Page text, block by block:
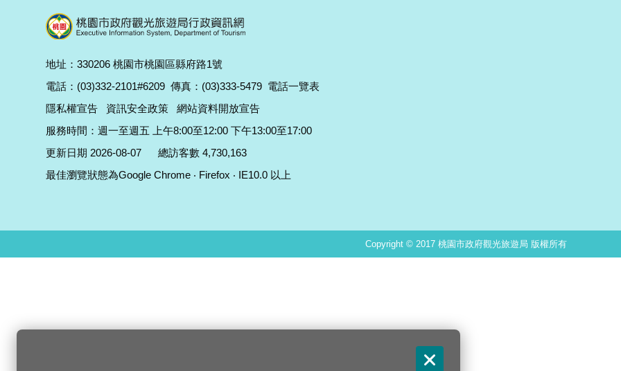
關閉
地址：330206 桃園市桃園區縣府路1號
電話：(03)332-2101#6209 傳真：(03)333-5479 電話一覽表
隱私權宣告
資訊安全政策
網站資料開放宣告
服務時間：週一至週五 上午8:00至12:00 下午13:00至17:00
更新日期 2026-08-07
總訪客數 4,730,163
最佳瀏覽狀態為Google Chrome ‧ Firefox ‧ IE10.0 以上
Copyright © 2017 桃園市政府觀光旅遊局 版權所有